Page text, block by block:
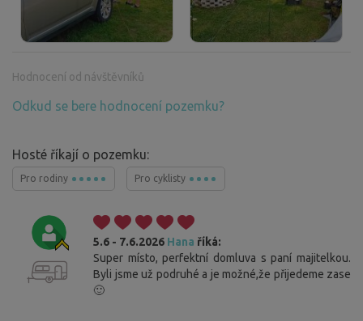
Hodnocení od návštěvníků
Odkud se bere hodnocení pozemku?
Hosté říkají o pozemku:
Pro rodiny Pro cyklisty
5.6 - 7.6.2026 Hana říká:
Super místo, perfektní domluva s paní majitelkou.
Byli jsme už podruhé a je možné,že přijedeme zase
🙂